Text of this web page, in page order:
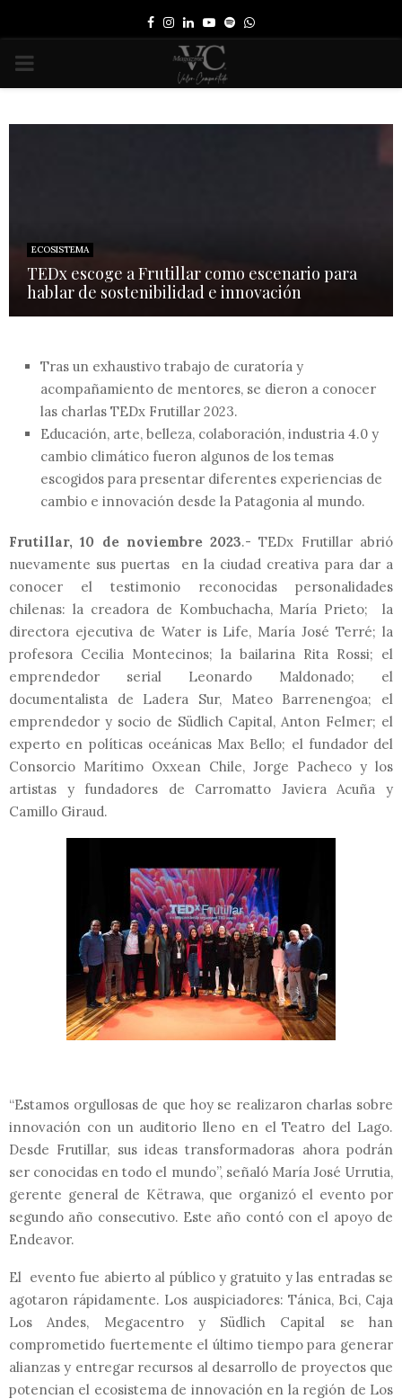
Facebook
Instagram
LinkedinYoutube
SpotifyWhatsapp
PRIMARY
ECOSISTEMA
TEDx escoge a Frutillar como escenario para
hablar de sostenibilidad e innovación
Tras un exhaustivo trabajo de curatoría y
acompañamiento de mentores, se dieron a conocer
las charlas TEDx Frutillar 2023.
Educación, arte, belleza, colaboración, industria 4.0 y
cambio climático fueron algunos de los temas
escogidos para presentar diferentes experiencias de
cambio e innovación desde la Patagonia al mundo.
Frutillar, 10 de noviembre 2023.- TEDx Frutillar abrió
nuevamente sus puertas en la ciudad creativa para dar a
conocer el testimonio reconocidas personalidades
chilenas: la creadora de Kombuchacha, María Prieto; la
directora ejecutiva de Water is Life, María José Terré; la
profesora Cecilia Montecinos; la bailarina Rita Rossi; el
emprendedor serial Leonardo Maldonado; el
documentalista de Ladera Sur, Mateo Barrenengoa; el
emprendedor y socio de Südlich Capital, Anton Felmer; el
experto en políticas oceánicas Max Bello; el fundador del
Consorcio Marítimo Oxxean Chile, Jorge Pacheco y los
artistas y fundadores de Carromatto Javiera Acuña y
Camillo Giraud.
“Estamos orgullosas de que hoy se realizaron charlas sobre
innovación con un auditorio lleno en el Teatro del Lago.
Desde Frutillar, sus ideas transformadoras ahora podrán
ser conocidas en todo el mundo”, señaló María José Urrutia,
gerente general de Këtrawa, que organizó el evento por
segundo año consecutivo. Este año contó con el apoyo de
Endeavor.
El evento fue abierto al público y gratuito y las entradas se
agotaron rápidamente. Los auspiciadores: Tánica, Bci, Caja
Los Andes, Megacentro y Südlich Capital se han
comprometido fuertemente el último tiempo para generar
alianzas y entregar recursos al desarrollo de proyectos que
potencian el ecosistema de innovación en la región de Los